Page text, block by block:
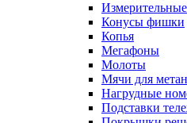
Конусы фишки
Копья
Мегафоны
Молоты
Мячи для
Нагрудные
Подставки